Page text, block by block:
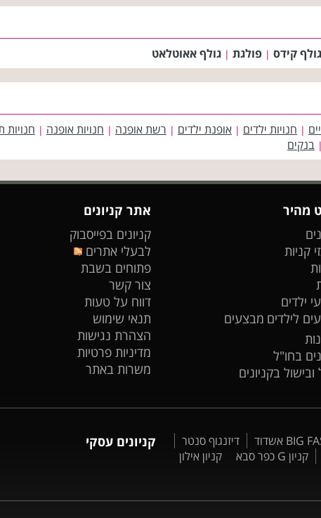
גולף קידס | פולגת | גולף אאוטלאט
| חנויות ילדים | אופנת ילדים | רשת אופנה | חנויות אופנה | חנויות
| בנקים
מהיר
קניות
ילדים
לילדים מבצעים
בחו"ל
ובישול בקניונים
אתר קניונים
קניונים בפייסבוק
לבעלי אתרים
פתוחים בשבת
צור קשר
דווח על טעות
תנאי שימוש
הצהרת נגישות
מדיניות פרטיות
משרות באתר
דיזנגוף סנטר
קניון G כפר סבא קניון אילון
קניונים עסקי